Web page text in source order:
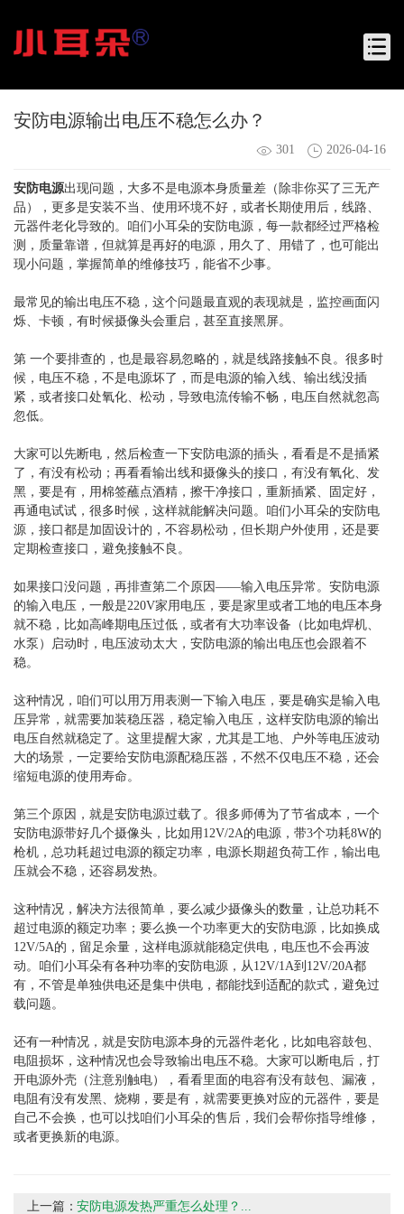
安防电源输出电压不稳怎么办？
301 2026-04-16
安防电源出现问题，大多不是电源本身质量差（除非你买了三无产
品），更多是安装不当、使用环境不好，或者长期使用后，线路、
元器件老化导致的。咱们小耳朵的安防电源，每一款都经过严格检
测，质量靠谱，但就算是再好的电源，用久了、用错了，也可能出
现小问题，掌握简单的维修技巧，能省不少事。
最常见的输出电压不稳，这个问题最直观的表现就是，监控画面闪
烁、卡顿，有时候摄像头会重启，甚至直接黑屏。
第 一个要排查的，也是最容易忽略的，就是线路接触不良。很多时
候，电压不稳，不是电源坏了，而是电源的输入线、输出线没插
紧，或者接口处氧化、松动，导致电流传输不畅，电压自然就忽高
忽低。
大家可以先断电，然后检查一下安防电源的插头，看看是不是插紧
了，有没有松动；再看看输出线和摄像头的接口，有没有氧化、发
黑，要是有，用棉签蘸点酒精，擦干净接口，重新插紧、固定好，
再通电试试，很多时候，这样就能解决问题。咱们小耳朵的安防电
源，接口都是加固设计的，不容易松动，但长期户外使用，还是要
定期检查接口，避免接触不良。
如果接口没问题，再排查第二个原因——输入电压异常。安防电源
的输入电压，一般是220V家用电压，要是家里或者工地的电压本身
就不稳，比如高峰期电压过低，或者有大功率设备（比如电焊机、
水泵）启动时，电压波动太大，安防电源的输出电压也会跟着不
稳。
这种情况，咱们可以用万用表测一下输入电压，要是确实是输入电
压异常，就需要加装稳压器，稳定输入电压，这样安防电源的输出
电压自然就稳定了。这里提醒大家，尤其是工地、户外等电压波动
大的场景，一定要给安防电源配稳压器，不然不仅电压不稳，还会
缩短电源的使用寿命。
第三个原因，就是安防电源过载了。很多师傅为了节省成本，一个
安防电源带好几个摄像头，比如用12V/2A的电源，带3个功耗8W的
枪机，总功耗超过电源的额定功率，电源长期超负荷工作，输出电
压就会不稳，还容易发热。
这种情况，解决方法很简单，要么减少摄像头的数量，让总功耗不
超过电源的额定功率；要么换一个功率更大的安防电源，比如换成
12V/5A的，留足余量，这样电源就能稳定供电，电压也不会再波
动。咱们小耳朵有各种功率的安防电源，从12V/1A到12V/20A都
有，不管是单独供电还是集中供电，都能找到适配的款式，避免过
载问题。
还有一种情况，就是安防电源本身的元器件老化，比如电容鼓包、
电阻损坏，这种情况也会导致输出电压不稳。大家可以断电后，打
开电源外壳（注意别触电），看看里面的电容有没有鼓包、漏液，
电阻有没有发黑、烧糊，要是有，就需要更换对应的元器件，要是
自己不会换，也可以找咱们小耳朵的售后，我们会帮你指导维修，
或者更换新的电源。
上一篇：安防电源发热严重怎么处理？...